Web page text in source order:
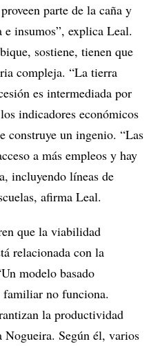
parte de la caña y
insumos”, explica Leal.
sostiene, tienen que
compleja. “La tierra
es intermediada por
indicadores económicos
construye un ingenio. “Las
a más empleos y hay
incluyendo líneas de
afirma Leal.
que la viabilidad
relacionada con la
modelo basado
familiar no funciona.
la productividad
Según él, varios